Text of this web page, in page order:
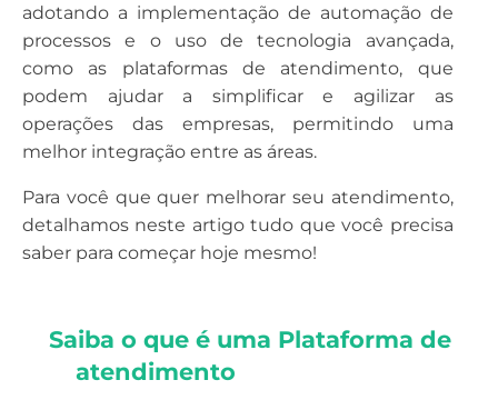
adotando a implementação de automação de
processos e o uso de tecnologia avançada,
como as plataformas de atendimento, que
podem ajudar a simplificar e agilizar as
operações das empresas, permitindo uma
melhor integração entre as áreas.
Para você que quer melhorar seu atendimento,
detalhamos neste artigo tudo que você precisa
saber para começar hoje mesmo!
Saiba o que é uma Plataforma de
atendimento